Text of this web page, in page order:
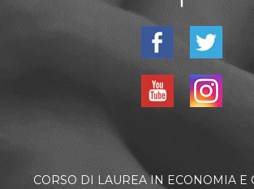
CORSO DI LAUREA IN ECONOMIA E